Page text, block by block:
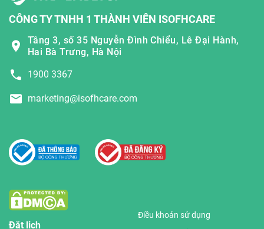
CÔNG TY TNHH 1 THÀNH VIÊN ISOFHCARE
Tầng 3, số 35 Nguyễn Đình Chiểu, Lê Đại Hành,
Hai Bà Trưng, Hà Nội
1900 3367
marketing@isofhcare.com
Đặt lịch
Điều khoản sử dụng